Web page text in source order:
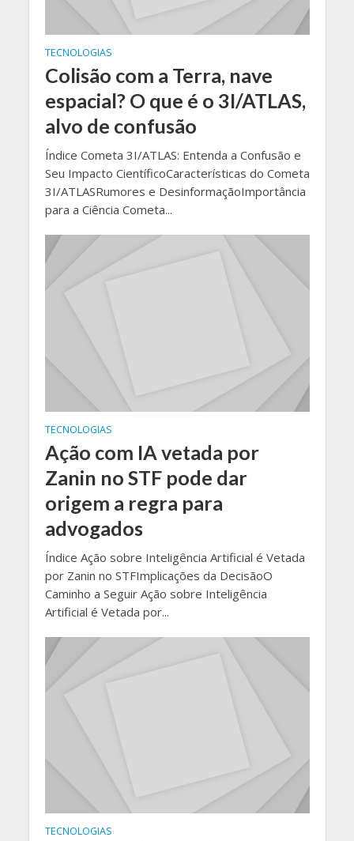
TECNOLOGIAS
Colisão com a Terra, nave
espacial? O que é o 3I/ATLAS,
alvo de confusão
Índice Cometa 3I/ATLAS: Entenda a Confusão e
Seu Impacto CientíficoCaracterísticas do Cometa
3I/ATLASRumores e DesinformaçãoImportância
para a Ciência Cometa...
TECNOLOGIAS
Ação com IA vetada por
Zanin no STF pode dar
origem a regra para
advogados
Índice Ação sobre Inteligência Artificial é Vetada
por Zanin no STFImplicações da DecisãoO
Caminho a Seguir Ação sobre Inteligência
Artificial é Vetada por...
TECNOLOGIAS